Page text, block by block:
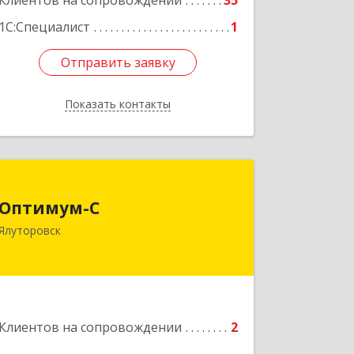
1С:Специалист
1
Отправить заявку
Показать контакты
Отправить заявку
Назад
Оптимум-С
Клиентов на сопровождении 2